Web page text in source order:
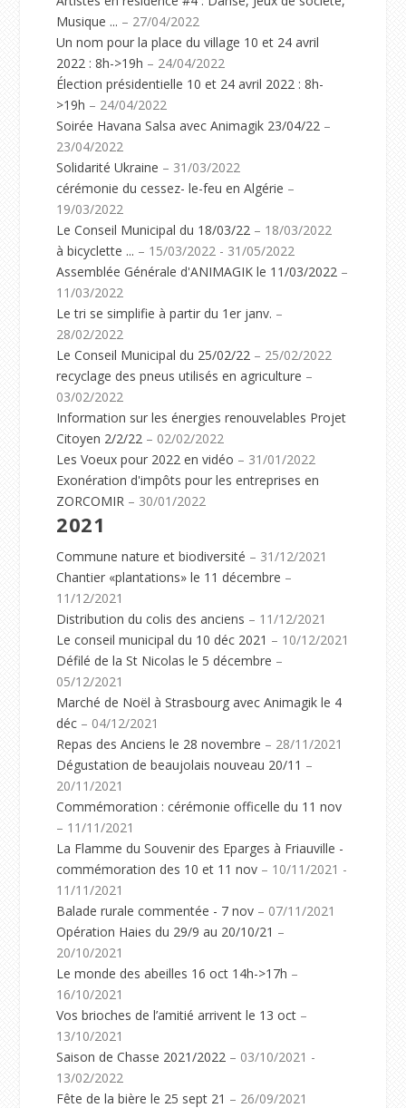
Musique ... – 27/04/2022
Un nom pour la place du village 10 et 24 avril
2022 : 8h->19h – 24/04/2022
Élection présidentielle 10 et 24 avril 2022 : 8h-
>19h – 24/04/2022
Soirée Havana Salsa avec Animagik 23/04/22 –
23/04/2022
Solidarité Ukraine – 31/03/2022
cérémonie du cessez- le-feu en Algérie –
19/03/2022
Le Conseil Municipal du 18/03/22 – 18/03/2022
à bicyclette ... – 15/03/2022 - 31/05/2022
Assemblée Générale d'ANIMAGIK le 11/03/2022 –
11/03/2022
Le tri se simplifie à partir du 1er janv. –
28/02/2022
Le Conseil Municipal du 25/02/22 – 25/02/2022
recyclage des pneus utilisés en agriculture –
03/02/2022
Information sur les énergies renouvelables Projet
Citoyen 2/2/22 – 02/02/2022
Les Voeux pour 2022 en vidéo – 31/01/2022
Exonération d'impôts pour les entreprises en
ZORCOMIR – 30/01/2022
2021
Commune nature et biodiversité – 31/12/2021
Chantier «plantations» le 11 décembre –
11/12/2021
Distribution du colis des anciens – 11/12/2021
Le conseil municipal du 10 déc 2021 – 10/12/2021
Défilé de la St Nicolas le 5 décembre –
05/12/2021
Marché de Noël à Strasbourg avec Animagik le 4
déc – 04/12/2021
Repas des Anciens le 28 novembre – 28/11/2021
Dégustation de beaujolais nouveau 20/11 –
20/11/2021
Commémoration : cérémonie officelle du 11 nov
– 11/11/2021
La Flamme du Souvenir des Eparges à Friauville -
commémoration des 10 et 11 nov – 10/11/2021 -
11/11/2021
Balade rurale commentée - 7 nov – 07/11/2021
Opération Haies du 29/9 au 20/10/21 –
20/10/2021
Le monde des abeilles 16 oct 14h->17h –
16/10/2021
Vos brioches de l’amitié arrivent le 13 oct –
13/10/2021
Saison de Chasse 2021/2022 – 03/10/2021 -
13/02/2022
Fête de la bière le 25 sept 21 – 26/09/2021